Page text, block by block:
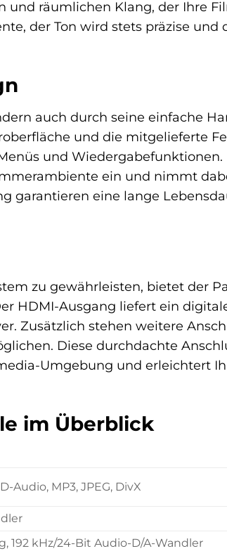
und räumlichen Klang, der Ihre
der Ton wird stets präzise und
auch durch seine einfache
und die mitgelieferte
und Wiedergabefunktionen.
ein und nimmt
garantieren eine lange
zu gewährleisten, bietet der
HDMI-Ausgang liefert ein
Zusätzlich stehen weitere
Diese durchdachte
Umgebung und erleichtert
im Überblick
Audio, MP3, JPEG, DivX
192 kHz/24-Bit Audio-D/A-Wandler